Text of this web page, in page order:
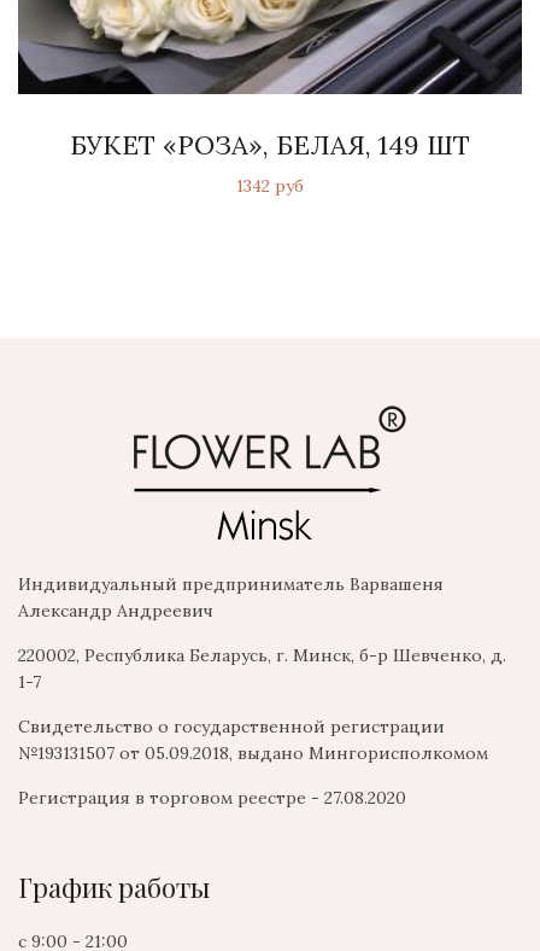
БУКЕТ «РОЗА», БЕЛАЯ, 149 ШТ
1342 руб
Индивидуальный предприниматель Варвашеня
Александр Андреевич
220002, Республика Беларусь, г. Минск, б-р Шевченко, д.
1-7
Свидетельство о государственной регистрации
№193131507 от 05.09.2018, выдано Мингорисполкомом
Регистрация в торговом реестре - 27.08.2020
График работы
с 9:00 - 21:00